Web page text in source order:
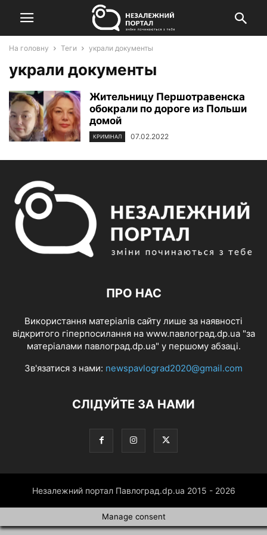
На головну Теги украли документы
украли документы
Жительницу Першотравенска
обокрали по дороге из Польши
домой
КРИМІНАЛ 07.02.2022
ПРО НАС
Використання матеріалів сайту лише за наявності
відкритого гіперпосилання на www.павлоград.dp.ua "за
матеріалами павлоград.dp.ua" у першому абзаці.
Зв'язатися з нами: newspavlograd2020@gmail.com
СЛІДУЙТЕ ЗА НАМИ
Незалежний портал Павлоград.dp.ua 2015 - 2026
Manage consent